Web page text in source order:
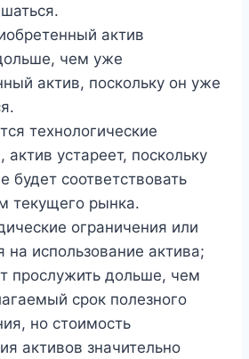
актив
чем уже
актив, поскольку он уже
технологические
устареет, поскольку
будет соответствовать
текущего рынка.
ограничения или
на использование актива;
прослужить дольше, чем
срок полезного
но стоимость
активов значительно